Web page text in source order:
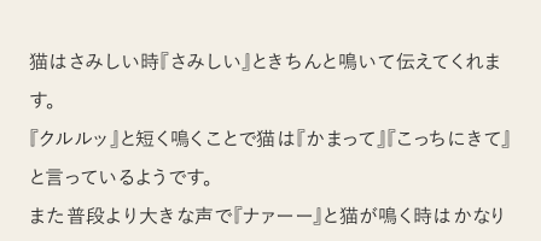
猫はさみしい時『さみしい』ときちんと鳴いて伝えてくれま
す。
『クルルッ』と短く鳴くことで猫は『かまって』『こっちにきて』
と言っているようです。
また普段より大きな声で『ナァーー』と猫が鳴く時はかなり